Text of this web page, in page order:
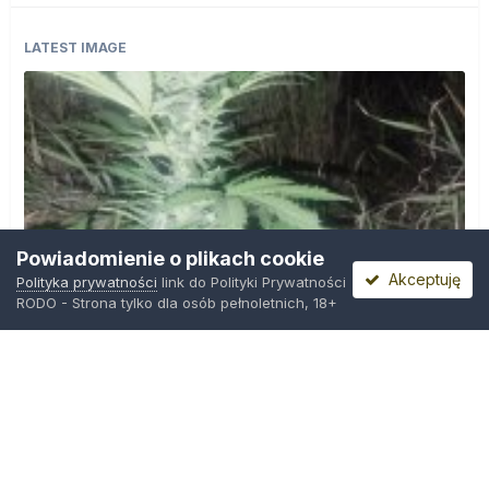
LATEST IMAGE
Powiadomienie o plikach cookie
Polityka prywatności link do Polityki Prywatności
RODO - Strona tylko dla osób pełnoletnich, 18+
Akceptuję